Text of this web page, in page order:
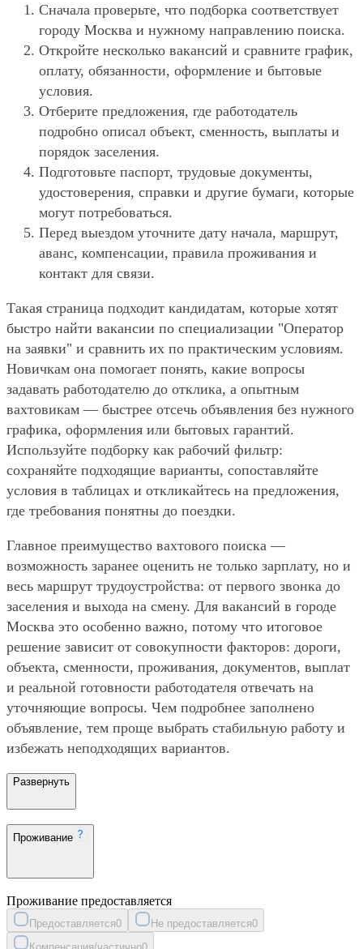
Сначала проверьте, что подборка соответствует
городу Москва и нужному направлению поиска.
Откройте несколько вакансий и сравните график,
оплату, обязанности, оформление и бытовые
условия.
Отберите предложения, где работодатель
подробно описал объект, сменность, выплаты и
порядок заселения.
Подготовьте паспорт, трудовые документы,
удостоверения, справки и другие бумаги, которые
могут потребоваться.
Перед выездом уточните дату начала, маршрут,
аванс, компенсации, правила проживания и
контакт для связи.
Такая страница подходит кандидатам, которые хотят
быстро найти вакансии по специализации "Оператор
на заявки" и сравнить их по практическим условиям.
Новичкам она помогает понять, какие вопросы
задавать работодателю до отклика, а опытным
вахтовикам — быстрее отсечь объявления без нужного
графика, оформления или бытовых гарантий.
Используйте подборку как рабочий фильтр:
сохраняйте подходящие варианты, сопоставляйте
условия в таблицах и откликайтесь на предложения,
где требования понятны до поездки.
Главное преимущество вахтового поиска —
возможность заранее оценить не только зарплату, но и
весь маршрут трудоустройства: от первого звонка до
заселения и выхода на смену. Для вакансий в городе
Москва это особенно важно, потому что итоговое
решение зависит от совокупности факторов: дороги,
объекта, сменности, проживания, документов, выплат
и реальной готовности работодателя отвечать на
уточняющие вопросы. Чем подробнее заполнено
объявление, тем проще выбрать стабильную работу и
избежать неподходящих вариантов.
Развернуть
Проживание
Проживание предоставляется
Предоставляется0 Не предоставляется0